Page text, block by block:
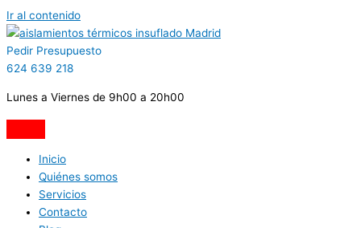
Ir al contenido
Pedir Presupuesto
624 639 218
Lunes a Viernes de 9h00 a 20h00
Inicio
Quiénes somos
Servicios
Contacto